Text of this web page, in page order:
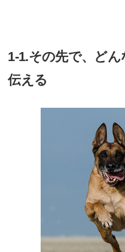
1-1.その先で、ど
伝える